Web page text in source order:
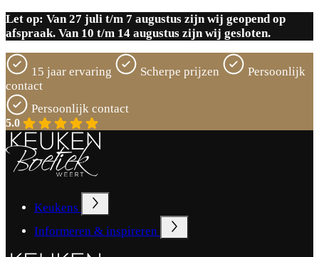
Let op: Van 27 juli t/m 7 augustus zijn wij geopend op
afspraak. Van 10 t/m 14 augustus zijn wij gesloten.
15 jaar ervaring Scherpe prijzen
Persoonlijk
contact
15 jaar ervaring
5.0
Keukens
Informeren & inspireren